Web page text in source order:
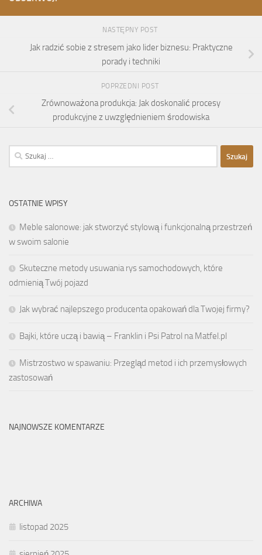
NASTĘPNY POST
Jak radzić sobie z stresem jako lider biznesu: Praktyczne
porady i techniki
POPRZEDNI POST
Zrównoważona produkcja: Jak doskonalić procesy
produkcyjne z uwzględnieniem środowiska
Szukaj:
OSTATNIE WPISY
Meble salonowe: jak stworzyć stylową i funkcjonalną przestrzeń
w swoim salonie
Skuteczne metody usuwania rys samochodowych, które
odmienią Twój pojazd
Jak wybrać najlepszego producenta opakowań dla Twojej firmy?
Bajki, które uczą i bawią – Franklin i Psi Patrol na Matfel.pl
Mistrzostwo w spawaniu: Przegląd metod i ich przemysłowych
zastosowań
NAJNOWSZE KOMENTARZE
ARCHIWA
listopad 2025